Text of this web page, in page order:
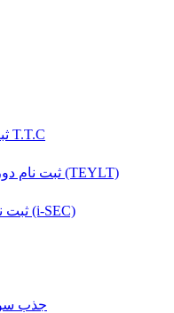
ثبت نام دوره تربیت مدرس T.T.C
ثبت نام دوره تیسول کودک و نوجوان (TEYLT)
ثبت نام دوره تربیت سوپروایزر (i-SEC)
جذب